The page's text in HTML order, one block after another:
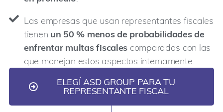
Las empresas que usan representantes fiscales
tienen un 50 % menos de probabilidades de
enfrentar multas fiscales comparadas con las
que manejan estos aspectos internamente.
ELEGÍ ASD GROUP PARA TU
REPRESENTANTE FISCAL